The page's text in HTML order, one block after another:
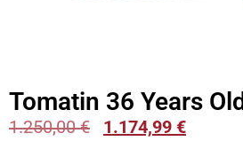
Tomatin 36 Years Old
1.250,00€ 1.174,99 €